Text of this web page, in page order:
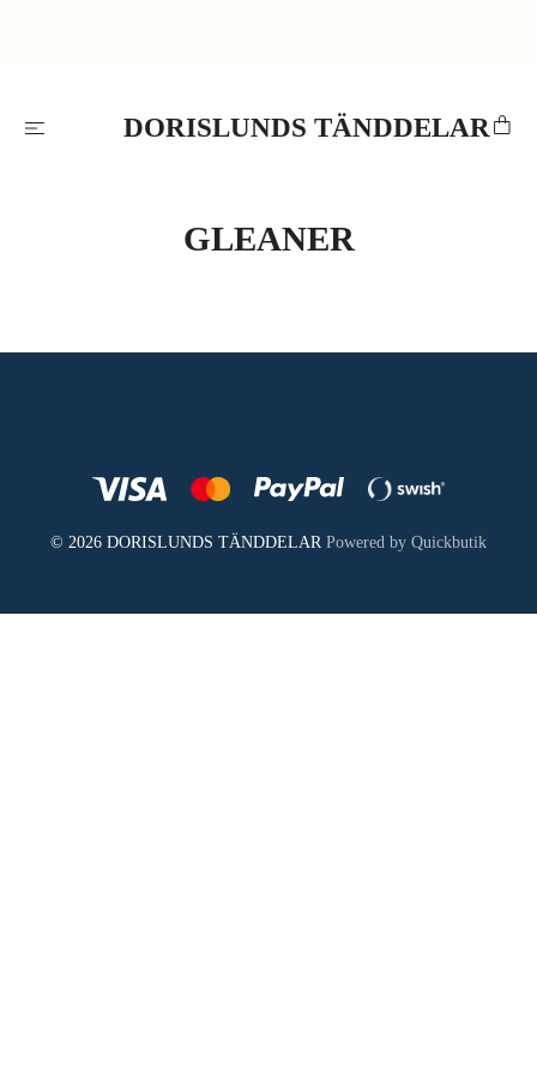
DORISLUNDS TÄNDDELAR
GLEANER
© 2026 DORISLUNDS TÄNDDELAR Powered by Quickbutik